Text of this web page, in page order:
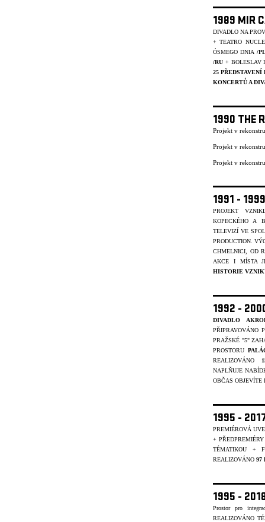
1989 MIR
DIVADLO NA
+ TEATRO
ÓSMEGO DNIA /
/RU + BOLESLAV
25
KONCERTŮ A
1990 THE
Projekt v
Projekt v
Projekt v
1991 -
PROJEKT
KOPECKÉHO A
TELEVIZÍ VE
PRODUCTION.
CHMELNICI, OD
AKCE I MÍSTA
HISTORIE
1992 -
DIVADLO
PŘIPRAVOVÁNO
PRAŽSKÉ "5"
PROSTORU
REALIZOVÁNO
NAPLŇUJE
OBČAS OBJEVÍTE
1995 -
PREMIÉROVÁ
+
TÉMATIKOU +
REALIZOVÁNO 97
1995 -
Prostor pro
REALIZOVÁNO